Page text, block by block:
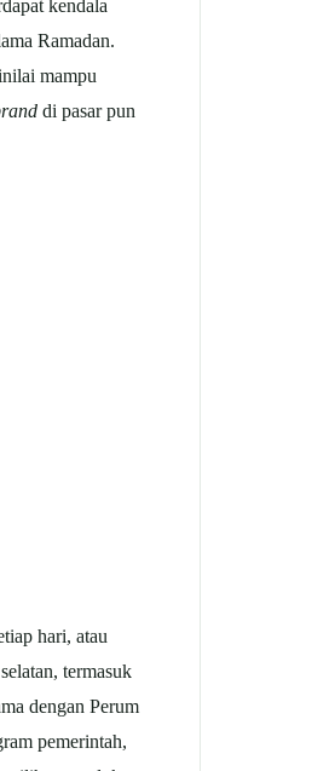
kendala
Ramadan.
mampu
di pasar pun
hari, atau
termasuk
dengan Perum
pemerintah,